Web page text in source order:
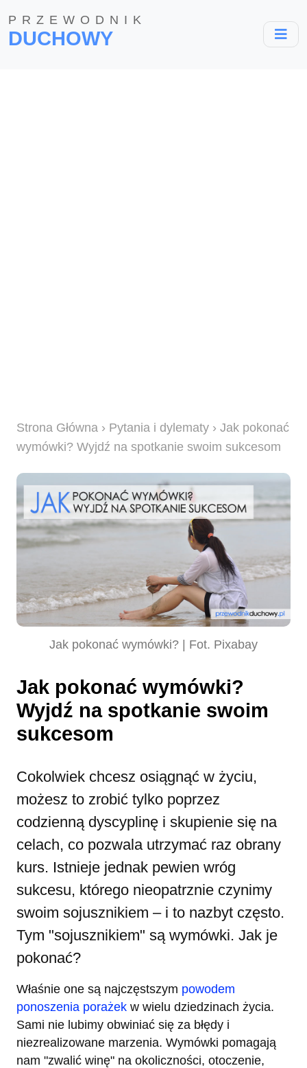
PRZEWODNIK
DUCHOWY
Strona Główna › Pytania i dylematy › Jak pokonać
wymówki? Wyjdź na spotkanie swoim sukcesom
Jak pokonać wymówki? | Fot. Pixabay
Jak pokonać wymówki?
Wyjdź na spotkanie swoim
sukcesom
Cokolwiek chcesz osiągnąć w życiu,
możesz to zrobić tylko poprzez
codzienną dyscyplinę i skupienie się na
celach, co pozwala utrzymać raz obrany
kurs. Istnieje jednak pewien wróg
sukcesu, którego nieopatrznie czynimy
swoim sojusznikiem – i to nazbyt często.
Tym "sojusznikiem" są wymówki. Jak je
pokonać?
Właśnie one są najczęstszym powodem
ponoszenia porażek w wielu dziedzinach życia.
Sami nie lubimy obwiniać się za błędy i
niezrealizowane marzenia. Wymówki pomagają
nam "zwalić winę" na okoliczności, otoczenie,